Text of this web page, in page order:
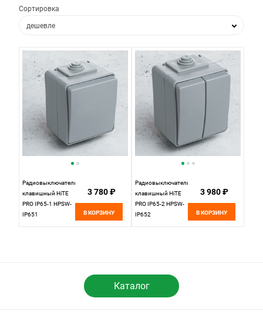
Сортировка
дешевле
по популярности
по новизне
Радиовыключатель
клавишный HiTE
PRO IP65-1 HPSW-
IP651
3 780 ₽
В КОРЗИНУ
Радиовыключатель
клавишный HiTE
PRO IP65-2 HPSW-
IP652
3 980 ₽
В КОРЗИНУ
Каталог